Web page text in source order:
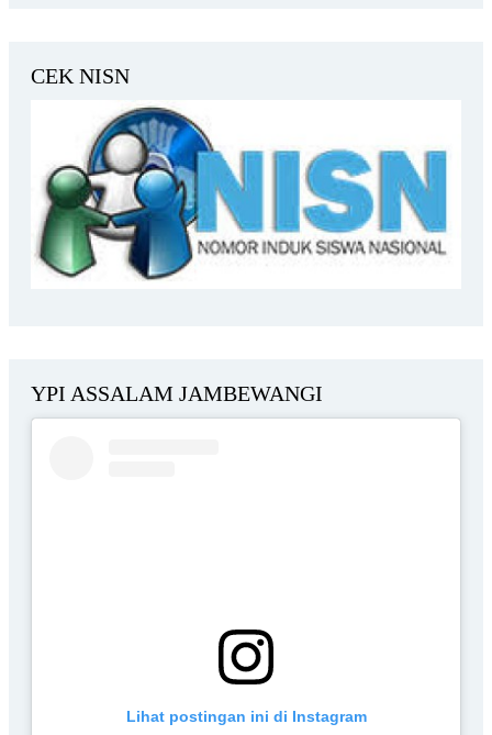
CEK NISN
YPI ASSALAM JAMBEWANGI
Lihat postingan ini di Instagram